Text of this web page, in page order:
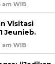
WIB
Visitasi
Jeunieb.
WIB